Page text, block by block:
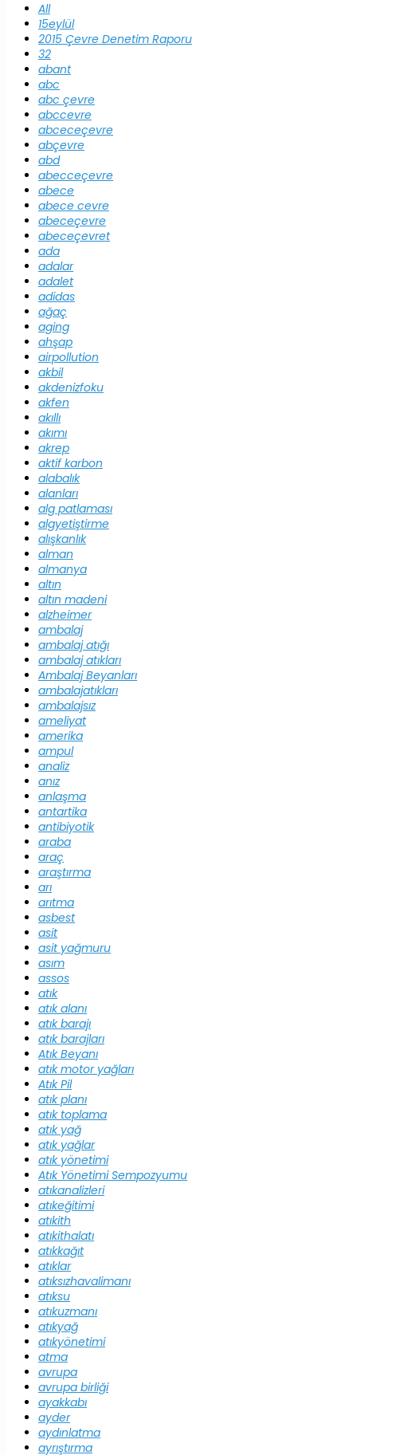
All
15eylül
2015 Çevre Denetim Raporu
32
abant
abc
abc çevre
abccevre
abceceçevre
abçevre
abd
abecceçevre
abece
abece cevre
abeceçevre
abeceçevret
ada
adalar
adalet
adidas
ağaç
aging
ahşap
airpollution
akbil
akdenizfoku
akfen
akıllı
akımı
akrep
aktif karbon
alabalık
alanları
alg patlaması
algyetiştirme
alışkanlık
alman
almanya
altın
altın madeni
alzheimer
ambalaj
ambalaj atığı
ambalaj atıkları
Ambalaj Beyanları
ambalajatıkları
ambalajsız
ameliyat
amerika
ampul
analiz
anız
anlaşma
antartika
antibiyotik
araba
araç
araştırma
arı
arıtma
asbest
asit
asit yağmuru
asım
assos
atık
atık alanı
atık barajı
atık barajları
Atık Beyanı
atık motor yağları
Atık Pil
atık planı
atık toplama
atık yağ
atık yağlar
atık yönetimi
Atık Yönetimi Sempozyumu
atıkanalizleri
atıkeğitimi
atıkith
atıkithalatı
atıkkağıt
atıklar
atıksızhavalimanı
atıksu
atıkuzmanı
atıkyağ
atıkyönetimi
atma
avrupa
avrupa birliği
ayakkabı
ayder
aydınlatma
ayrıştırma